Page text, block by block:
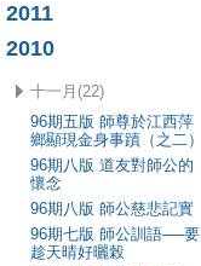
2011
2010
十一月(22)
96期五版 師尊於江西萍
鄉顯現金身事蹟（之二）
96期八版 道友對師公的
懷念
96期八版 師公慈悲記實
96期七版 師公訓語──要
趁天晴好曬榖